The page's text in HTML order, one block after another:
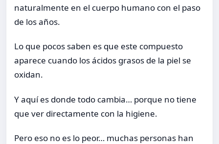
naturalmente en el cuerpo humano con el paso
de los años.
Lo que pocos saben es que este compuesto
aparece cuando los ácidos grasos de la piel se
oxidan.
Y aquí es donde todo cambia… porque no tiene
que ver directamente con la higiene.
Pero eso no es lo peor… muchas personas han